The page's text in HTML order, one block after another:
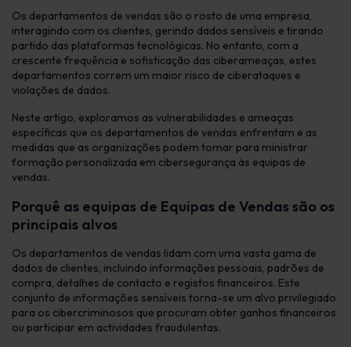
Os departamentos de vendas são o rosto de uma empresa,
interagindo com os clientes, gerindo dados sensíveis e tirando
partido das plataformas tecnológicas. No entanto, com a
crescente frequência e sofisticação das ciberameaças, estes
departamentos correm um maior risco de ciberataques e
violações de dados.
Neste artigo, exploramos as vulnerabilidades e ameaças
específicas que os departamentos de vendas enfrentam e as
medidas que as organizações podem tomar para ministrar
formação personalizada em cibersegurança às equipas de
vendas.
Porquê as equipas de Equipas de Vendas são os
principais alvos
Os departamentos de vendas lidam com uma vasta gama de
dados de clientes, incluindo informações pessoais, padrões de
compra, detalhes de contacto e registos financeiros. Este
conjunto de informações sensíveis torna-se um alvo privilegiado
para os cibercriminosos que procuram obter ganhos financeiros
ou participar em actividades fraudulentas.